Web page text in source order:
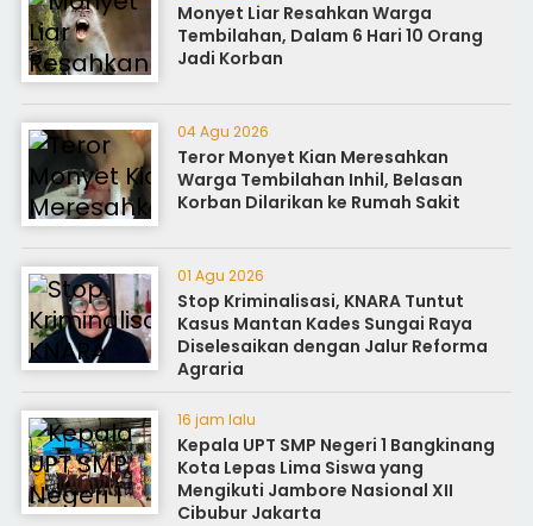
Monyet Liar Resahkan Warga
Tembilahan, Dalam 6 Hari 10 Orang
Jadi Korban
04 Agu 2026
Teror Monyet Kian Meresahkan
Warga Tembilahan Inhil, Belasan
Korban Dilarikan ke Rumah Sakit
01 Agu 2026
Stop Kriminalisasi, KNARA Tuntut
Kasus Mantan Kades Sungai Raya
Diselesaikan dengan Jalur Reforma
Agraria
16 jam lalu
Kepala UPT SMP Negeri 1 Bangkinang
Kota Lepas Lima Siswa yang
Mengikuti Jambore Nasional XII
Cibubur Jakarta